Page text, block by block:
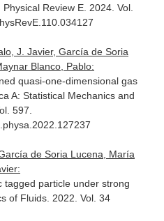
Physical Review E. 2024. Vol.
J. Javier, García de Soria
Blanco, Pablo:
quasi-one-dimensional gas
A: Statistical Mechanics and
597.
de Soria Lucena, María
tagged particle under strong
of Fluids. 2022. Vol. 34